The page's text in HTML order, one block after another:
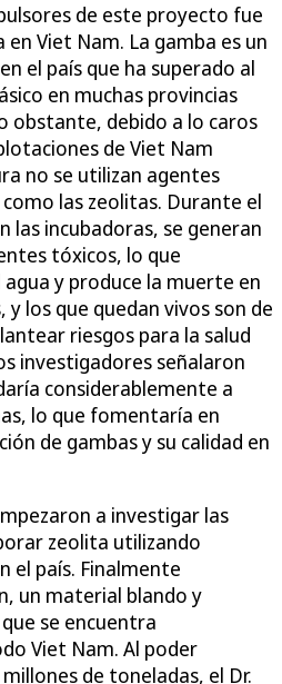
de este proyecto fue
Viet Nam. La gamba es un
el país que ha superado al
en muchas provincias
obstante, debido a lo caros
de Viet Nam
no se utilizan agentes
las zeolitas. Durante el
las incubadoras, se generan
tóxicos, lo que
y produce la muerte en
y los que quedan vivos son de
riesgos para la salud
investigadores señalaron
considerablemente a
lo que fomentaría en
de gambas y su calidad en
a investigar las
zeolita utilizando
el país. Finalmente
un material blando y
se encuentra
Viet Nam. Al poder
de toneladas, el Dr.